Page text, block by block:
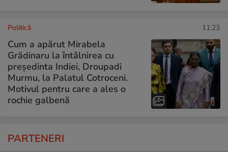
Politică 11:23
Cum a apărut Mirabela
Grădinaru la întâlnirea cu
președinta Indiei, Droupadi
Murmu, la Palatul Cotroceni.
Motivul pentru care a ales o
rochie galbenă
PARTENERI